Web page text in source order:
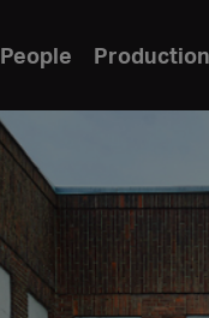
People